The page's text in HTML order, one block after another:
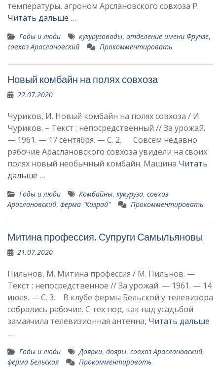
температуры, агроном Арслановского совхоза Р.
Читать дальше …
Годы и люди кукурузоводы, отделение имени Фрунзе,
совхоз Араслановский
Прокомментировать
Новый комбайн на полях совхоза
22.07.2020
Чуриков, И. Новый комбайн на полях совхоза / И.
Чуриков. – Текст : непосредственный // За урожай.
— 1961. — 17 сентября. — С. 2. Совсем недавно
рабочие Араслановского совхоза увидели на своих
полях новый необычный комбайн. Машина Читать
дальше …
Годы и люди Комбайны, кукуруза, совхоз
Араслановский, ферма "Кизрай" Прокомментировать
Митина профессия. Супруги Самыльяновы
21.07.2020
Пильнов, М. Митина профессия / М. Пильнов. —
Текст : непосредственное // За урожай. — 1961. — 14
июля. — С. 3. В клубе фермы Бель­ской у телевизора
собрались рабочие. С тех пор, как над усадьбой
замаячила телевизионная антенна, Читать дальше
…
Годы и люди Доярки, дояры, совхоз Араслановский,
ферма Бельская
Прокомментировать